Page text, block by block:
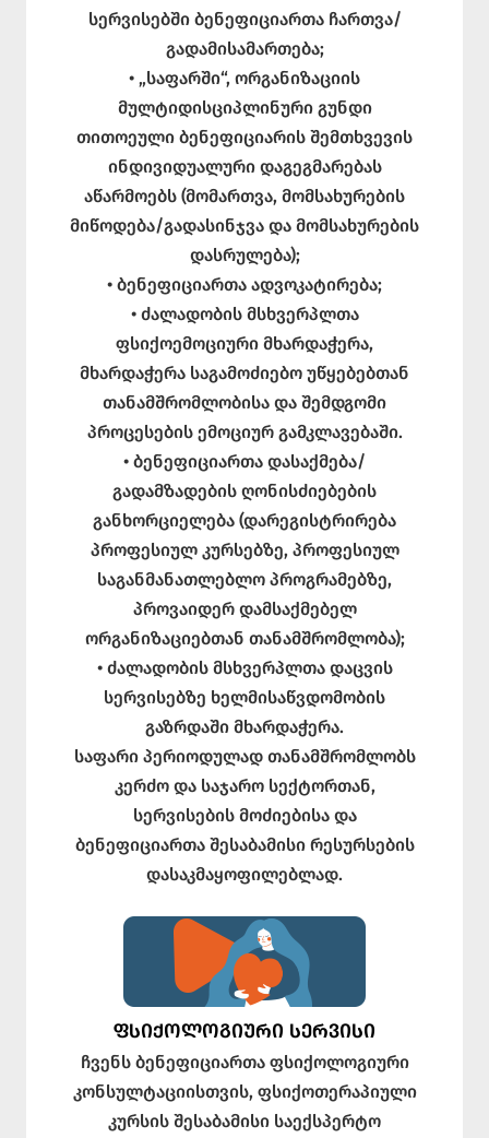
სერვისებში ბენეფიციართა ჩართვა/
გადამისამართება;
• „საფარში“, ორგანიზაციის
მულტიდისციპლინური გუნდი
თითოეული ბენეფიციარის შემთხვევის
ინდივიდუალური დაგეგმარებას
აწარმოებს (მომართვა, მომსახურების
მიწოდება/გადასინჯვა და მომსახურების
დასრულება);
• ბენეფიციართა ადვოკატირება;
• ძალადობის მსხვერპლთა
ფსიქოემოციური მხარდაჭერა,
მხარდაჭერა საგამოძიებო უწყებებთან
თანამშრომლობისა და შემდგომი
პროცესების ემოციურ გამკლავებაში.
• ბენეფიციართა დასაქმება/
გადამზადების ღონისძიებების
განხორციელება (დარეგისტრირება
პროფესიულ კურსებზე, პროფესიულ
საგანმანათლებლო პროგრამებზე,
პროვაიდერ დამსაქმებელ
ორგანიზაციებთან თანამშრომლობა);
• ძალადობის მსხვერპლთა დაცვის
სერვისებზე ხელმისაწვდომობის
გაზრდაში მხარდაჭერა.
საფარი პერიოდულად თანამშრომლობს
კერძო და საჯარო სექტორთან,
სერვისების მოძიებისა და
ბენეფიციართა შესაბამისი რესურსების
დასაკმაყოფილებლად.
ᲤᲡᲘᲥᲝᲚᲝᲒᲘᲣᲠᲘ ᲡᲔᲠᲕᲘᲡᲘ
ჩვენს ბენეფიციართა ფსიქოლოგიური
კონსულტაციისთვის, ფსიქოთერაპიული
კურსის შესაბამისი საექსპერტო